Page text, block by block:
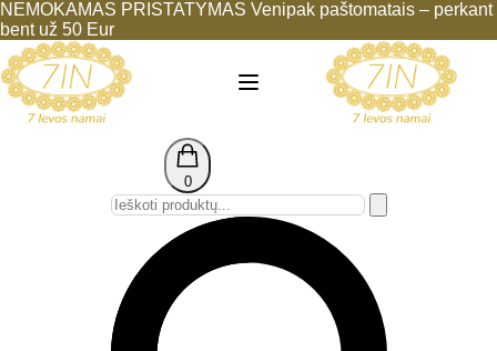
NEMOKAMAS PRISTATYMAS Venipak paštomatais – perkant
bent už 50 Eur
0